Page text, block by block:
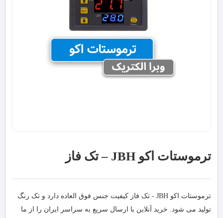
ترموستات اکو JBH – تک فاز
ترموستات اکو JBH - تک فاز کیفیت جنس فوق العاده دارد و تک رنگ
تولید می شود. خرید آنلاین با ارسال سریع به سراسر ایران را از ما